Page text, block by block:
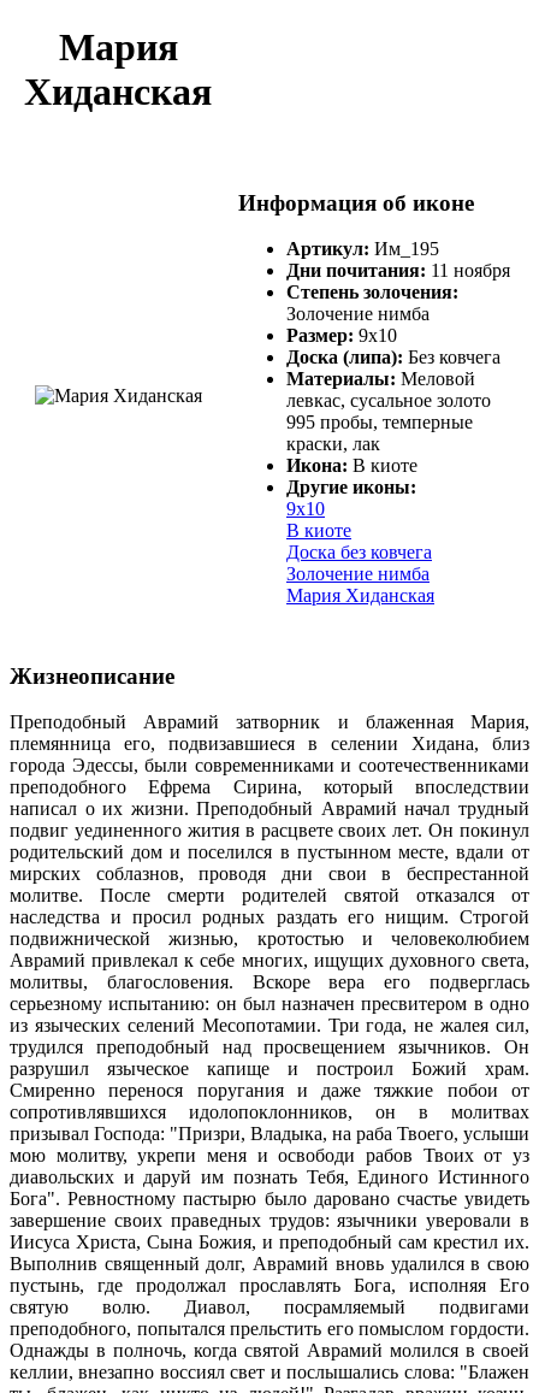
Мария
Хиданская
Информация об иконе
Артикул: Им_195
Дни почитания: 11 ноября
Степень золочения:
Золочение нимба
Размер: 9х10
Доска (липа): Без ковчега
Материалы: Меловой
левкас, сусальное золото
995 пробы, темперные
краски, лак
Икона: В киоте
Другие иконы:
9х10
В киоте
Доска без ковчега
Золочение нимба
Мария Хиданская
Жизнеописание
Преподобный Аврамий затворник и блаженная Мария,
племянница его, подвизавшиеся в селении Хидана, близ
города Эдессы, были современниками и соотечественниками
преподобного Ефрема Сирина, который впоследствии
написал о их жизни. Преподобный Аврамий начал трудный
подвиг уединенного жития в расцвете своих лет. Он покинул
родительский дом и поселился в пустынном месте, вдали от
мирских соблазнов, проводя дни свои в беспрестанной
молитве. После смерти родителей святой отказался от
наследства и просил родных раздать его нищим. Строгой
подвижнической жизнью, кротостью и человеколюбием
Аврамий привлекал к себе многих, ищущих духовного света,
молитвы, благословения. Вскоре вера его подверглась
серьезному испытанию: он был назначен пресвитером в одно
из языческих селений Месопотамии. Три года, не жалея сил,
трудился преподобный над просвещением язычников. Он
разрушил языческое капище и построил Божий храм.
Смиренно перенося поругания и даже тяжкие побои от
сопротивлявшихся идолопоклонников, он в молитвах
призывал Господа: "Призри, Владыка, на раба Твоего, услыши
мою молитву, укрепи меня и освободи рабов Твоих от уз
диавольских и даруй им познать Тебя, Единого Истинного
Бога". Ревностному пастырю было даровано счастье увидеть
завершение своих праведных трудов: язычники уверовали в
Иисуса Христа, Сына Божия, и преподобный сам крестил их.
Выполнив священный долг, Аврамий вновь удалился в свою
пустынь, где продолжал прославлять Бога, исполняя Его
святую волю. Диавол, посрамляемый подвигами
преподобного, попытался прельстить его помыслом гордости.
Однажды в полночь, когда святой Аврамий молился в своей
келлии, внезапно воссиял свет и послышались слова: "Блажен